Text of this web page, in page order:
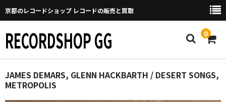
京都のレコードショップ レコードの販売と買取
RECORDSHOP GG 0
Home
JAMES DEMARS, GLENN HACKBARTH / DESERT SONGS,
METROPOLIS